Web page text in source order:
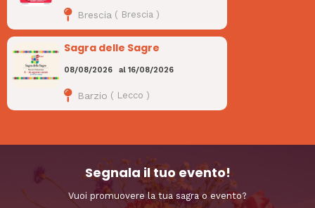
Brescia ( Brescia )
Sagra delle Sagre
08/08/2026 al 16/08/2026
Barzio ( Lecco )
Segnala il tuo evento!
Vuoi promuovere la tua sagra o evento?